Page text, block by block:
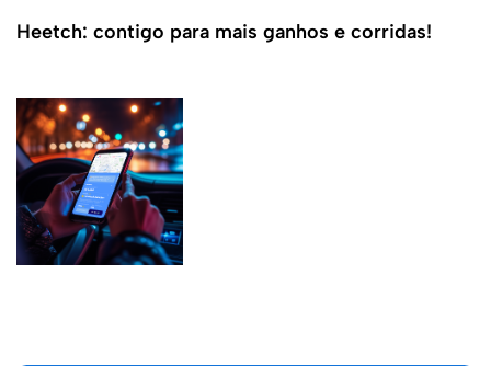
Heetch: contigo para mais ganhos e corridas!